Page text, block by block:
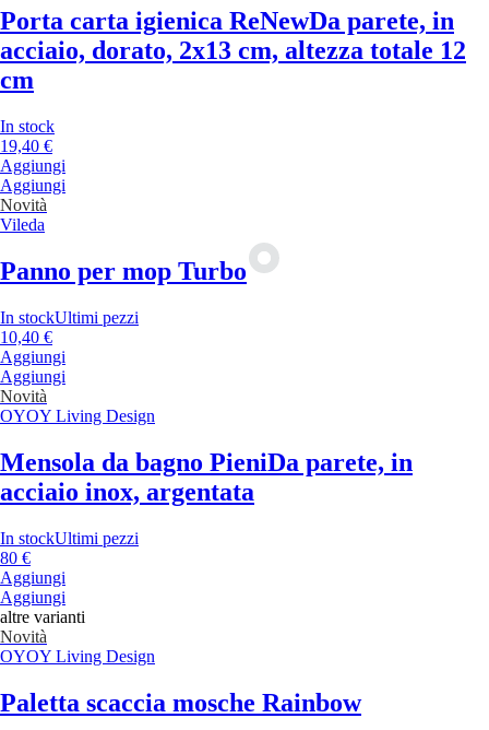
Porta carta igienica ReNewDa parete, in
acciaio, dorato, 2x13 cm, altezza totale 12
cm
In stock
19,40 €
Aggiungi
Aggiungi
Novità
Vileda
Panno per mop Turbo
In stockUltimi pezzi
10,40 €
Aggiungi
Aggiungi
Novità
OYOY Living Design
Mensola da bagno PieniDa parete, in
acciaio inox, argentata
In stockUltimi pezzi
80 €
Aggiungi
Aggiungi
altre varianti
Novità
OYOY Living Design
Paletta scaccia mosche Rainbow